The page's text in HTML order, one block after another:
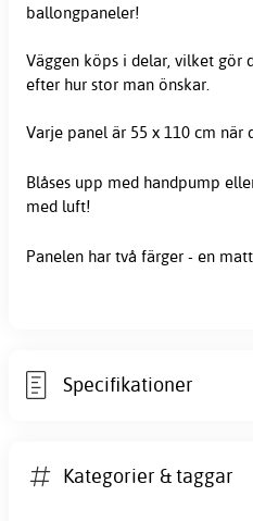
ballongpaneler!
Väggen köps i delar, vilket gör
efter hur stor man önskar.
Varje panel är 55 x 110 cm när
Blåses upp med handpump
med luft!
Panelen har två färger - en matt
Specifikationer
Kategorier & taggar